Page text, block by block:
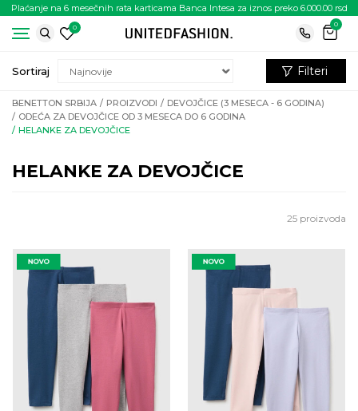
Plaćanje na 6 mesečnih rata karticama Banca Intesa za iznos preko 6.000.00 rsd
0
0
BENETTON SRBIJA PROIZVODI
DEVOJČICE (3 MESECA - 6 GODINA)
ODEĆA ZA DEVOJČICE OD 3 MESECA DO 6 GODINA
HELANKE ZA DEVOJČICE
HELANKE ZA DEVOJČICE
Sortiraj Filteri
25 proizvoda